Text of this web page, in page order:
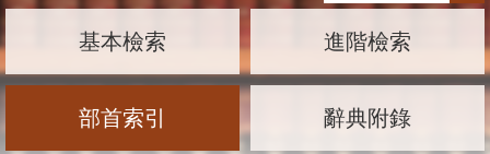
基本檢索 進階檢索
部首索引 辭典附錄